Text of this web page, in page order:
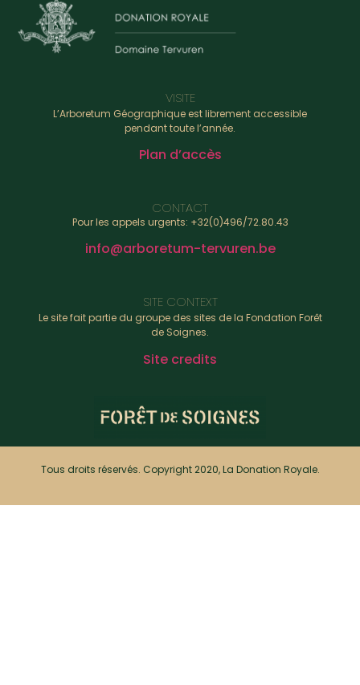
VISITE
L’Arboretum Géographique est librement accessible
pendant toute l’année.
Plan d’accès
CONTACT
Pour les appels urgents: +32(0)496/72.80.43
info@arboretum-tervuren.be
SITE CONTEXT
Le site fait partie du groupe des sites de la Fondation Forêt
de Soignes.
Site credits
Tous droits réservés. Copyright 2020, La Donation Royale.